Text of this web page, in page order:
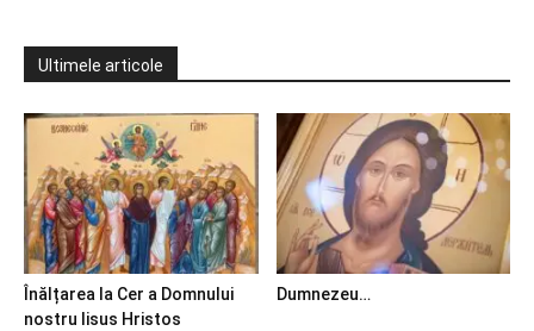
Ultimele articole
Înălțarea la Cer a Domnului
nostru Iisus Hristos
Dumnezeu…